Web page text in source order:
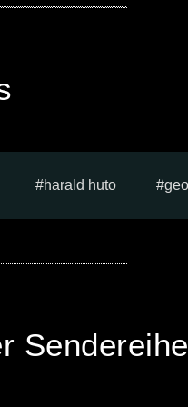
harald huto
Sendereihe